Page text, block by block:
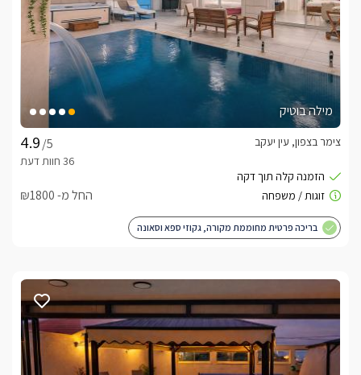
מילה בוטיק
/5
צימר בצפון, עין יעקב
החל מ- ₪1800
בריכה פרטית מחוממת מקורה, גקוזי ספא וסאונה